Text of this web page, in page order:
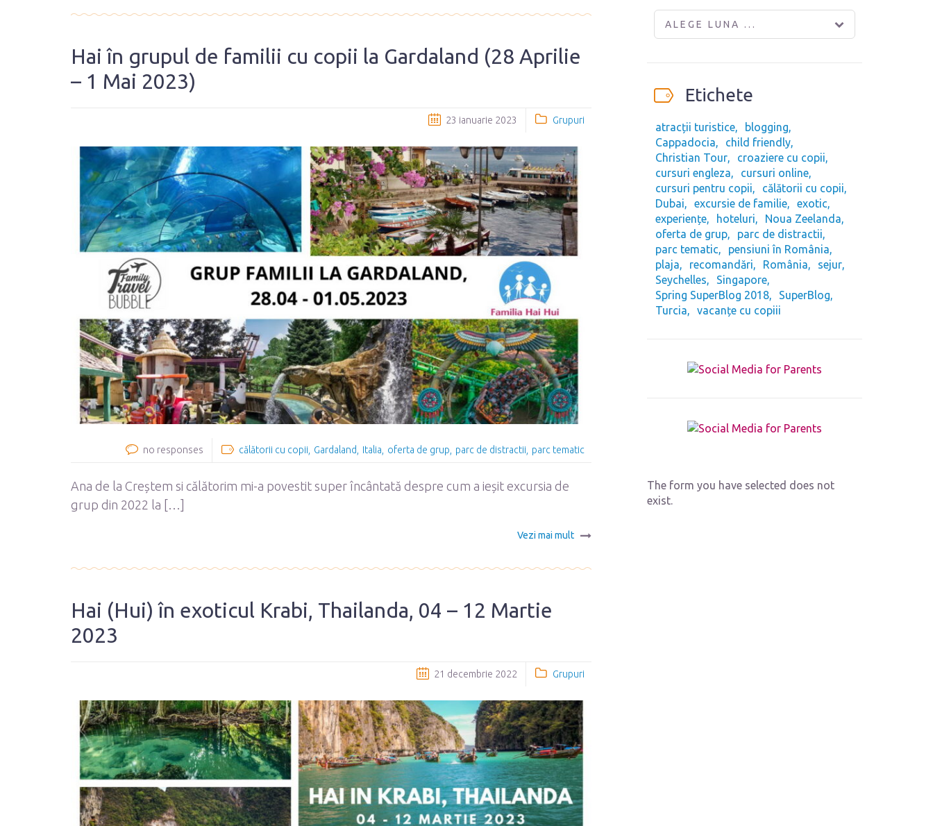
Hai în grupul de familii cu copii la Gardaland (28 Aprilie
– 1 Mai 2023)
23 ianuarie 2023 Grupuri
no responses călătorii cu copii Gardaland Italia oferta de grup parc de distractii parc tematic
Ana de la Creștem si călătorim mi-a povestit super încântată despre cum a ieșit excursia de
grup din 2022 la […]
Vezi mai mult
Hai (Hui) în exoticul Krabi, Thailanda, 04 – 12 Martie
2023
21 decembrie 2022 Grupuri
ALEGE LUNA ...
Etichete
atracții turistice
blogging
Cappadocia
child friendly
Christian Tour
croaziere cu copii
cursuri engleza
cursuri online
cursuri pentru copii
călătorii cu copii
Dubai
excursie de familie
exotic
experiențe
hoteluri
Noua Zeelanda
oferta de grup
parc de distractii
parc tematic
pensiuni în România
plaja
recomandări România
sejur
Seychelles
Singapore
Spring SuperBlog 2018
SuperBlog
Turcia
vacanțe cu copiii
The form you have selected does not
exist.